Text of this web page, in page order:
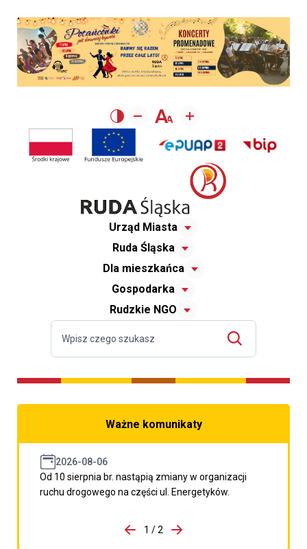
Urząd Miasta
Ruda Śląska
Dla mieszkańca
Gospodarka
Rudzkie NGO
Ważne komunikaty
2026-08-06
Od 10 sierpnia br. nastąpią zmiany w organizacji
ruchu drogowego na części ul. Energetyków.
porzpedniego komunikatu
1 / 2
Przejdź do następnego